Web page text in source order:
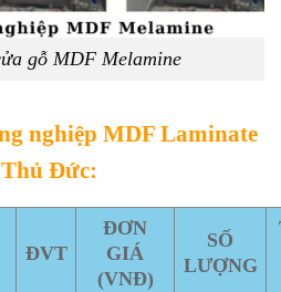
gỗ MDF Melamine
nghiệp MDF Laminate
Đức:
ĐVT
ĐƠN
GIÁ
(VNĐ)
SỐ
LƯỢNG